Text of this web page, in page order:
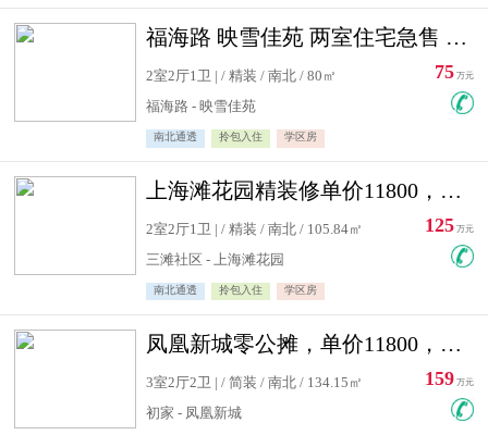
福海路 映雪佳苑 两室住宅急售 可公积金贷款
2室2厅1卫 | / 精装 / 南北 / 80㎡
福海路 - 映雪佳苑
南北通透 拎包入住 学区房
75 万元
上海滩花园精装修单价11800，价格最低的两居室，无敌视野
2室2厅1卫 | / 精装 / 南北 / 105.84㎡
三滩社区 - 上海滩花园
南北通透 拎包入住 学区房
125 万元
凤凰新城零公摊，单价11800，白银楼层，一个车库另算
3室2厅2卫 | / 简装 / 南北 / 134.15㎡
初家 - 凤凰新城
159 万元